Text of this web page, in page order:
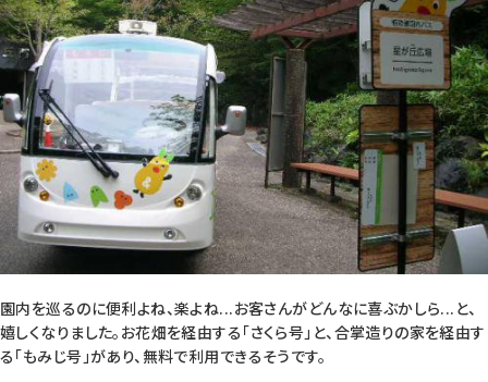
園内を巡るのに便利よね、楽よね...お客さんがどんなに喜ぶかしら...と、
嬉しくなりました。お花畑を経由する「さくら号」と、合掌造りの家を経由す
る「もみじ号」があり、無料で利用できるそうです。